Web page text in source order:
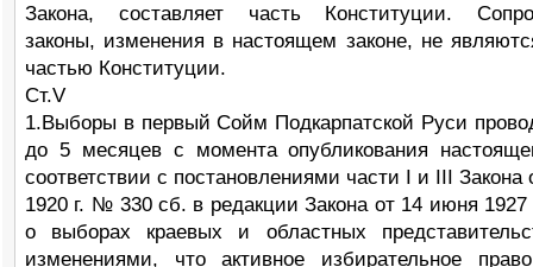
Закона, составляет часть Конституции.
законы, изменения в настоящем законе, не
частью Конституции.
Ст.V
1.Выборы в первый Сойм Подкарпатской Руси
до 5 месяцев с момента опубликования
соответствии с постановлениями части І и ІІІ Закона
1920 г. № 330 сб. в редакции Закона от 14 июня
о выборах краевых и областных
изменениями, что активное избирательное